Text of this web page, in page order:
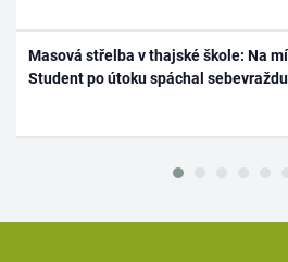
Masová střelba v thajské škole: Na
Student po útoku spáchal sebevraždu